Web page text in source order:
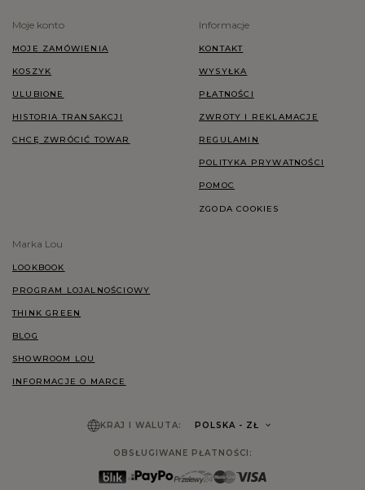
Moje konto
MOJE ZAMÓWIENIA
KOSZYK
ULUBIONE
HISTORIA TRANSAKCJI
CHCĘ ZWRÓCIĆ TOWAR
Informacje
KONTAKT
WYSYŁKA
PŁATNOŚCI
ZWROTY I REKLAMACJE
REGULAMIN
POLITYKA PRYWATNOŚCI
POMOC
ZGODA COOKIES
Marka Lou
LOOKBOOK
PROGRAM LOJALNOŚCIOWY
THINK GREEN
BLOG
SHOWROOM LOU
INFORMACJE O MARCE
KRAJ I WALUTA: POLSKA - ZŁ
OBSŁUGIWANE PŁATNOŚCI: